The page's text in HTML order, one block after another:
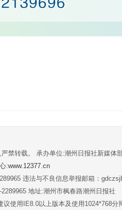
禁转载。 承办单位:潮州日报社新媒体
:www.12377.cn
违法与不良信息举报邮箱：
地址:潮州市枫春路潮州日报社
使用IE8.0以上版本及使用1024*768分